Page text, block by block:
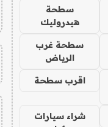
سطحة
هيدروليك
سطحة غرب
الرياض
اقرب سطحة
شراء سيارات